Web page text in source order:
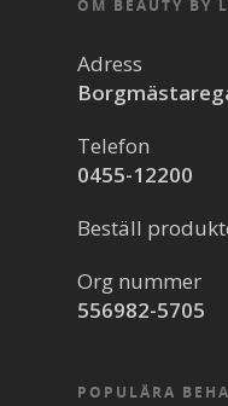
OM BEAUTY BY
Adress
Telefon
0455-12200
Beställ
Org nummer
556982-5705
POPULÄRA